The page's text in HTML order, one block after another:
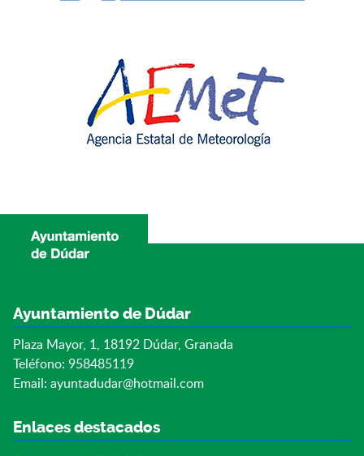
Ayuntamiento de Dúdar
Plaza Mayor, 1, 18192 Dúdar, Granada
Teléfono: 958485119
Email: ayuntadudar@hotmail.com
Enlaces destacados